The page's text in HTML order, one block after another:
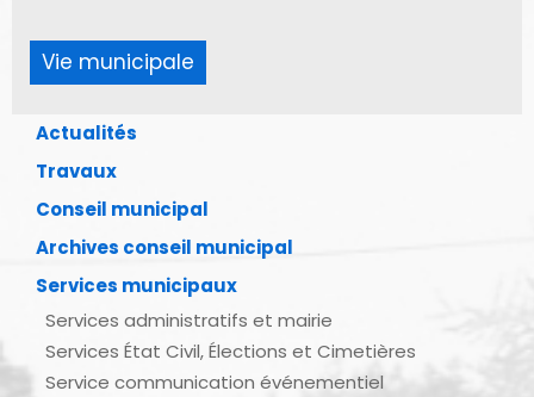
Vie municipale
Actualités
Travaux
Conseil municipal
Archives conseil municipal
Services municipaux
Services administratifs et mairie
Services État Civil, Élections et Cimetières
Service communication événementiel